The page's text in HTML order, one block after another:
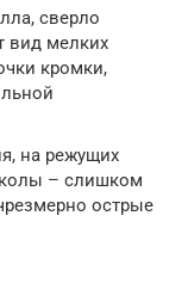
сверло
вид мелких
кромки,
на режущих
– слишком
острые